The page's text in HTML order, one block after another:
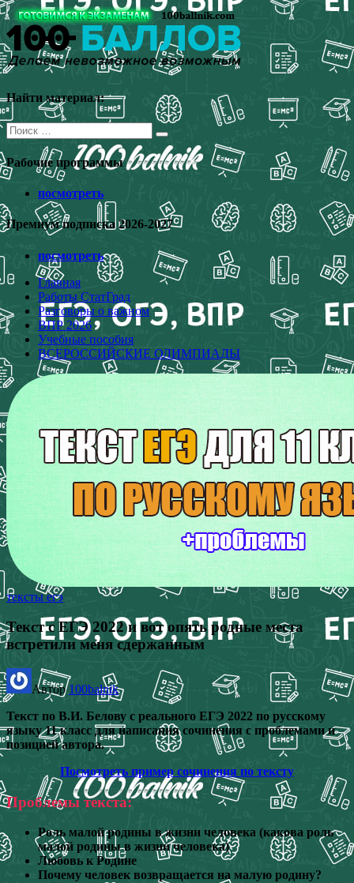
Перейти
к
содержимому
Найти материал:
Поиск
для:
Рабочие программы
посмотреть
Премиум подписка 2026-2027
посмотреть
Главная
Работы СтатГрад
Разговоры о важном
ВПР 2026
Учебные пособия
ВСЕРОССИЙСКИЕ ОЛИМПИАДЫ
тексты егэ
Текст с ЕГЭ 2022 и вот опять родные места
встретили меня сдержанным
Автор100balnik
Текст по В.И. Белову с реального ЕГЭ 2022 по русскому
языку 11 класс для написания сочинения с проблемами и
позицией автора.
Посмотреть пример сочинения по тексту
Проблемы текста:
Роль малой родины в жизни человека (какова роль
малой родины в жизни человека)
Любовь к Родине
Почему человек возвращается на малую родину?